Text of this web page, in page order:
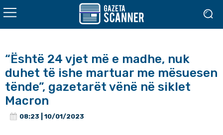
“Është 24 vjet më e madhe, nuk
duhet të ishe martuar me mësuesen
tënde”, gazetarët vënë në siklet
Macron
08:23 | 10/01/2023